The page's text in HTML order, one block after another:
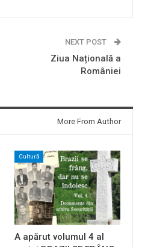
NEXT POST
Ziua Națională a
României
More From Author
Cultură
A apărut volumul 4 al